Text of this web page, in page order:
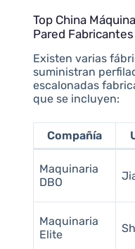
Top China
Pared Fabricantes
Existen varias
suministran
escalonadas
que se incluyen:
Compañía
Maquinaria
DBO
Maquinaria
Elite